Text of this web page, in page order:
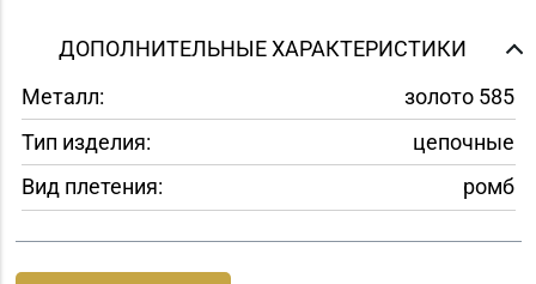
ДОПОЛНИТЕЛЬНЫЕ ХАРАКТЕРИСТИКИ
Металл:
золото 585
Тип изделия:
цепочные
Вид плетения:
ромб